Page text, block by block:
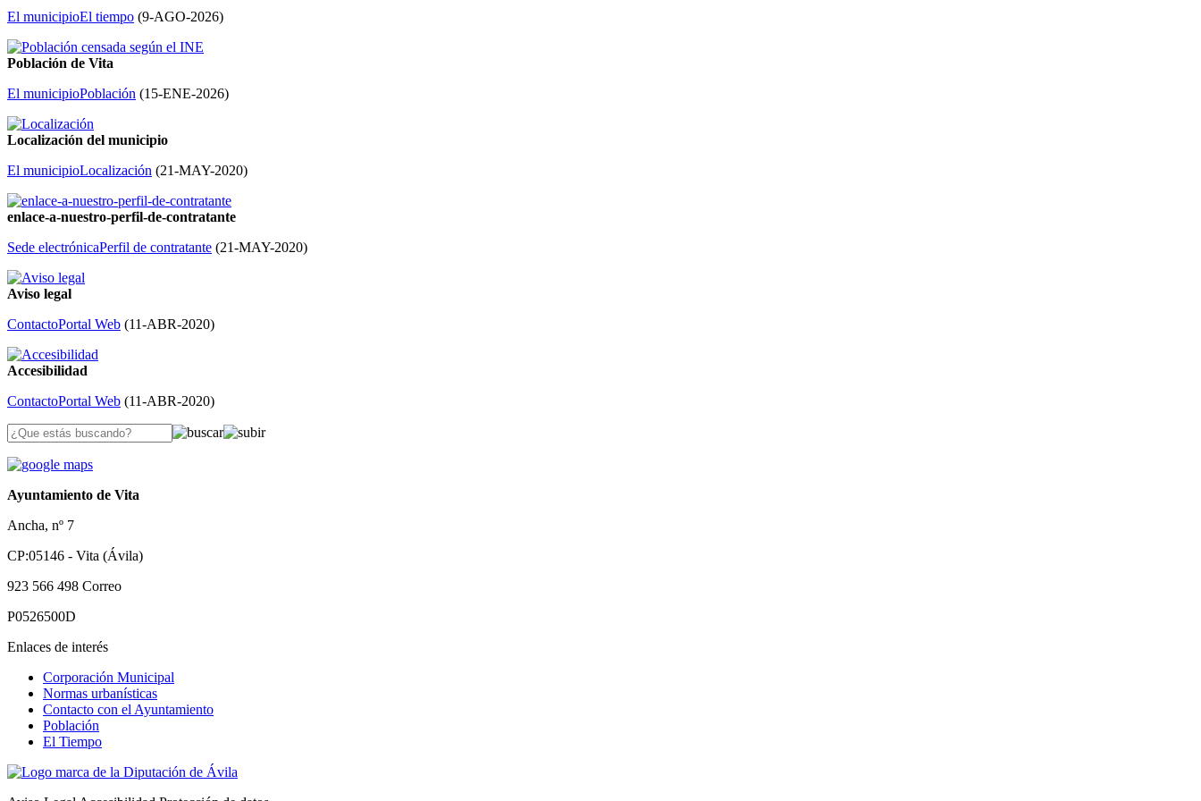
El municipioEl tiempo (9-AGO-2026)
Población de Vita
El municipioPoblación (15-ENE-2026)
Localización del municipio
El municipioLocalización (21-MAY-2020)
enlace-a-nuestro-perfil-de-contratante
Sede electrónicaPerfil de contratante (21-MAY-2020)
Aviso legal
ContactoPortal Web (11-ABR-2020)
Accesibilidad
ContactoPortal Web (11-ABR-2020)
Ayuntamiento de Vita
Ancha, nº 7
CP:05146 - Vita (Ávila)
923 566 498 Correo
P0526500D
Enlaces de interés
Corporación Municipal
Normas urbanísticas
Contacto con el Ayuntamiento
Población
El Tiempo